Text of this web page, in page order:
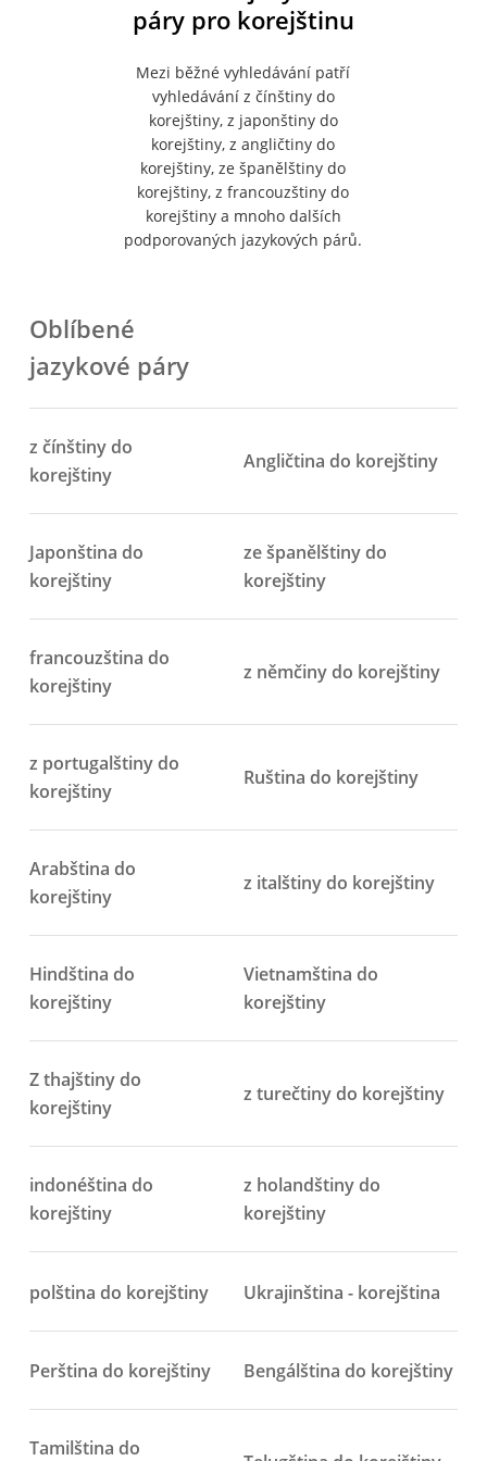
páry pro korejštinu
Mezi běžné vyhledávání patří
vyhledávání z čínštiny do
korejštiny, z japonštiny do
korejštiny, z angličtiny do
korejštiny, ze španělštiny do
korejštiny, z francouzštiny do
korejštiny a mnoho dalších
podporovaných jazykových párů.
Oblíbené
jazykové páry
z čínštiny do
korejštiny
Angličtina do korejštiny
Japonština do
korejštiny
ze španělštiny do
korejštiny
francouzština do
korejštiny
z němčiny do korejštiny
z portugalštiny do
korejštiny
Ruština do korejštiny
Arabština do
korejštiny
z italštiny do korejštiny
Hindština do
korejštiny
Vietnamština do
korejštiny
Z thajštiny do
korejštiny
z turečtiny do korejštiny
indonéština do
korejštiny
z holandštiny do
korejštiny
polština do korejštiny Ukrajinština - korejština
Perština do korejštiny Bengálština do korejštiny
Tamilština do